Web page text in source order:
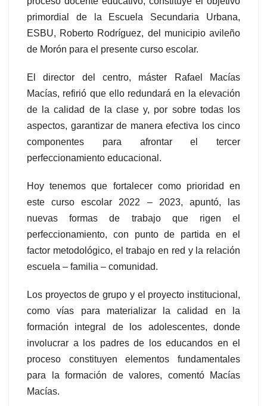
primordial de la Escuela Secundaria Urbana,
ESBU, Roberto Rodríguez, del municipio avileño
de Morón para el presente curso escolar.
El director del centro, máster Rafael Macías
Macías, refirió que ello redundará en la elevación
de la calidad de la clase y, por sobre todas los
aspectos, garantizar de manera efectiva los cinco
componentes para afrontar el tercer
perfeccionamiento educacional.
Hoy tenemos que fortalecer como prioridad en
este curso escolar 2022 – 2023, apuntó, las
nuevas formas de trabajo que rigen el
perfeccionamiento, con punto de partida en el
factor metodológico, el trabajo en red y la relación
escuela – familia – comunidad.
Los proyectos de grupo y el proyecto institucional,
como vías para materializar la calidad en la
formación integral de los adolescentes, donde
involucrar a los padres de los educandos en el
proceso constituyen elementos fundamentales
para la formación de valores, comentó Macías
Macías.